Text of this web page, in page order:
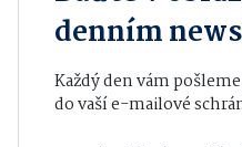
denním
Každý den vám
do vaší e-mailové